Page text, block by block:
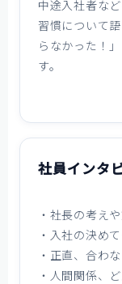
中途入社者な
習慣について
らなかった！
す。
社員インタ
・社長の考え
・入社の決め
・正直、合わ
・人間関係、